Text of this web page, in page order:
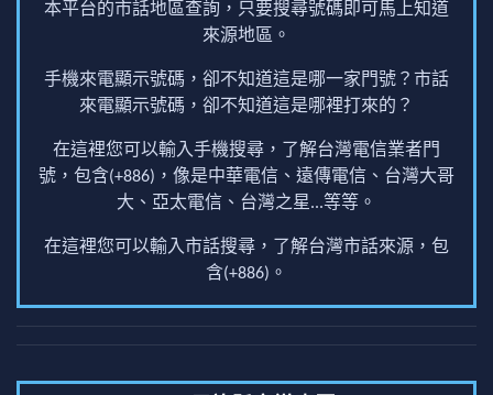
本平台的市話地區查詢，只要搜尋號碼即可馬上知道
來源地區。
手機來電顯示號碼，卻不知道這是哪一家門號？市話
來電顯示號碼，卻不知道這是哪裡打來的？
在這裡您可以輸入手機搜尋，了解台灣電信業者門
號，包含(+886)，像是中華電信、遠傳電信、台灣大哥
大、亞太電信、台灣之星...等等。
在這裡您可以輸入市話搜尋，了解台灣市話來源，包
含(+886)。